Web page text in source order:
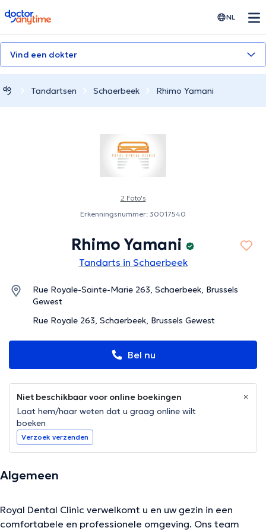
doctoranytime NL
Vind een dokter
Tandartsen Schaerbeek Rhimo Yamani
2 Foto's
Erkenningsnummer: 30017540
Rhimo Yamani
Tandarts in Schaerbeek
Rue Royale-Sainte-Marie 263, Schaerbeek, Brussels
Gewest
Rue Royale 263, Schaerbeek, Brussels Gewest
Bel nu
Niet beschikbaar voor online boekingen
Laat hem/haar weten dat u graag online wilt
boeken
Verzoek verzenden
Algemeen
Royal Dental Clinic verwelkomt u en uw gezin in een
comfortabele en professionele omgeving. Ons team